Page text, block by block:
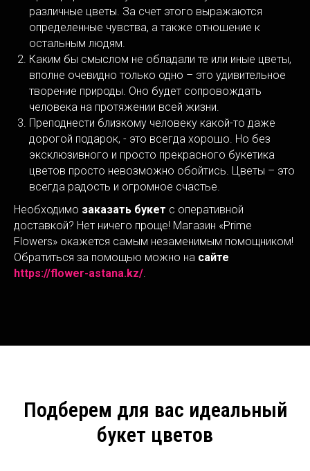
различные цветы. За счет этого выражаются
определенные чувства, а также отношение к
остальным людям.
Каким бы смыслом не обладали те или иные цветы,
вполне очевидно только одно – это удивительное
творение природы. Оно будет сопровождать
человека на протяжении всей жизни.
Преподнести близкому человеку какой-то даже
дорогой подарок, - это всегда хорошо. Но без
эксклюзивного и просто прекрасного букетика
цветов просто невозможно обойтись. Цветы – это
всегда радость и огромное счастье.
Необходимо заказать букет с оперативной
доставкой? Нет ничего проще! Магазин «Prime
Flowers» окажется самым незаменимым помощником!
Обратиться за помощью можно на сайте
https://flower-astana.kz/.
Подберем для вас идеальный
букет цветов